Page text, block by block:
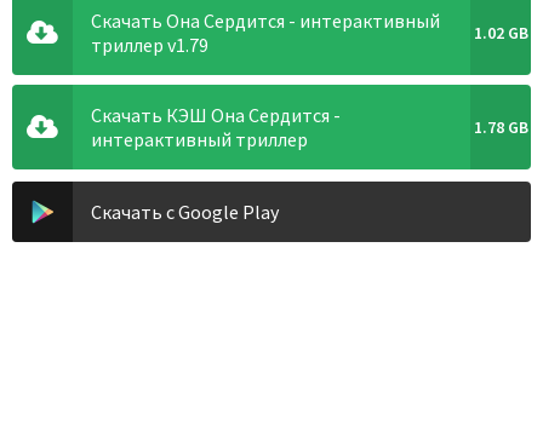
Скачать Она Сердится - интерактивный
триллер v1.79
1.02 GB
Скачать КЭШ Она Сердится -
интерактивный триллер
1.78 GB
Скачать с Google Play